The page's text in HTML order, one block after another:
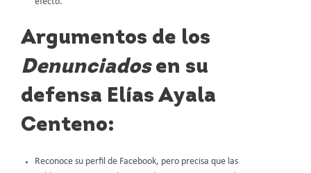
efecto.
Argumentos de los
Denunciadosen su
defensa Elías Ayala
Centeno:
Reconoce su perfil de Facebook, pero precisa que las